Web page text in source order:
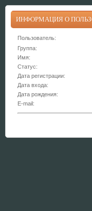
ИНФОРМАЦИЯ О
Пользователь:
Группа:
Имя:
Статус:
Дата регистрации:
Дата входа:
Дата рождения:
E-mail: